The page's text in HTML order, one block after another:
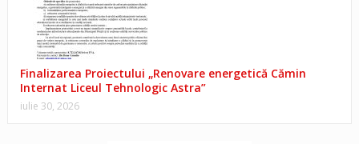
Finalizarea Proiectului „Renovare energetică Cămin
Internat Liceul Tehnologic Astra”
iulie 30, 2026